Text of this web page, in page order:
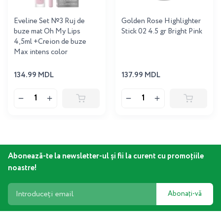
Eveline Set №3 Ruj de
buze mat Oh My Lips
4,5ml +Creion de buze
Max intens color
134.99 MDL
Golden Rose Highlighter
Stick 02 4.5 gr Bright Pink
137.99 MDL
Abonează-te la newsletter-ul și fii la curent cu promoțiile
noastre!
Abonați-vă